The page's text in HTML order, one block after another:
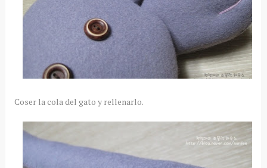
Coser la cola del gato y rellenarlo.